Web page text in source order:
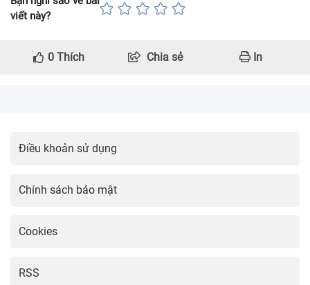
viết này?
0 Thích Chia sẻ In
Điều khoản sử dụng
Chính sách bảo mật
Cookies
RSS